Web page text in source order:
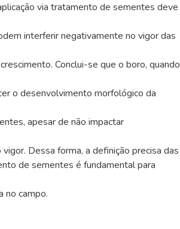
via tratamento de sementes deve
interferir negativamente no vigor das
Conclui-se que o boro, quando
o desenvolvimento morfológico da
apesar de não impactar
Dessa forma, a definição precisa das
de sementes é fundamental para
no campo.